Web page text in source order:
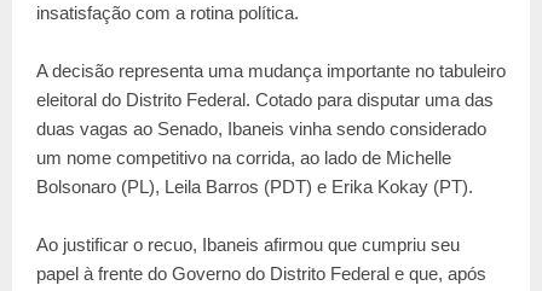
insatisfação com a rotina política.
A decisão representa uma mudança importante no tabuleiro
eleitoral do Distrito Federal. Cotado para disputar uma das
duas vagas ao Senado, Ibaneis vinha sendo considerado
um nome competitivo na corrida, ao lado de Michelle
Bolsonaro (PL), Leila Barros (PDT) e Erika Kokay (PT).
Ao justificar o recuo, Ibaneis afirmou que cumpriu seu
papel à frente do Governo do Distrito Federal e que, após